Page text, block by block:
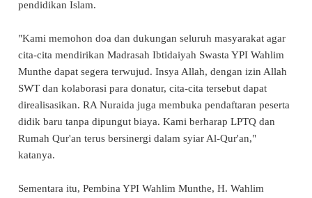
pendidikan Islam.
"Kami memohon doa dan dukungan seluruh masyarakat agar
cita-cita mendirikan Madrasah Ibtidaiyah Swasta YPI Wahlim
Munthe dapat segera terwujud. Insya Allah, dengan izin Allah
SWT dan kolaborasi para donatur, cita-cita tersebut dapat
direalisasikan. RA Nuraida juga membuka pendaftaran peserta
didik baru tanpa dipungut biaya. Kami berharap LPTQ dan
Rumah Qur'an terus bersinergi dalam syiar Al-Qur'an,"
katanya.
Sementara itu, Pembina YPI Wahlim Munthe, H. Wahlim